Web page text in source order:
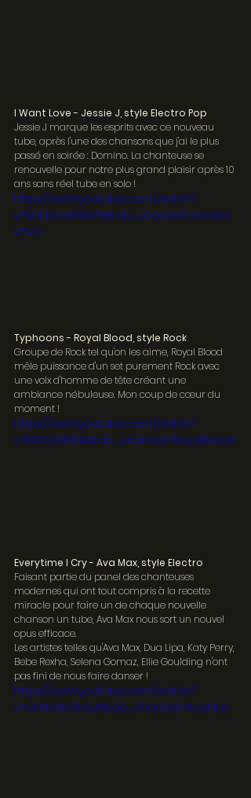
I Want Love - Jessie J, style Electro Pop
Jessie J marque les esprits avec ce nouveau
tube, après l'une des chansons que j'ai le plus
passé en soirée : Domino. La chanteuse se
renouvelle pour notre plus grand plaisir après 10
ans sans réel tube en solo !
https://www.youtube.com/watch?
v=9hEBQwMWvFM&ab_channel=JessieJ
VEVO
Typhoons - Royal Blood, style Rock
Groupe de Rock tel qu'on les aime, Royal Blood
mêle puissance d'un set purement Rock avec
une voix d'homme de tête créant une
ambiance nébuleuse. Mon coup de cœur du
moment !
https://www.youtube.com/watch?
v=k9SQ2xfHEiM&ab_channel=RoyalBlood
Everytime I Cry - Ava Max, style Electro
Faisant partie du panel des chanteuses
modernes qui ont tout compris à la recette
miracle pour faire un de chaque nouvelle
chanson un tube, Ava Max nous sort un nouvel
opus efficace.
Les artistes telles qu'Ava Max, Dua Lipa, Katy Perry,
Bebe Rexha, Selena Gomaz, Ellie Goulding n'ont
pas fini de nous faire danser !
https://www.youtube.com/watch?
v=CFMz9DOhaJ8&ab_channel=AvaMax